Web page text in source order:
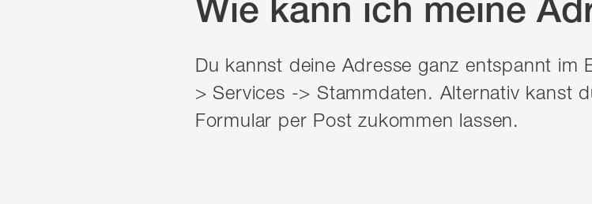
Wie kann ich meine
Du kannst deine Adresse ganz entspannt im
> Services -> Stammdaten. Alternativ kanst
Formular per Post zukommen lassen.